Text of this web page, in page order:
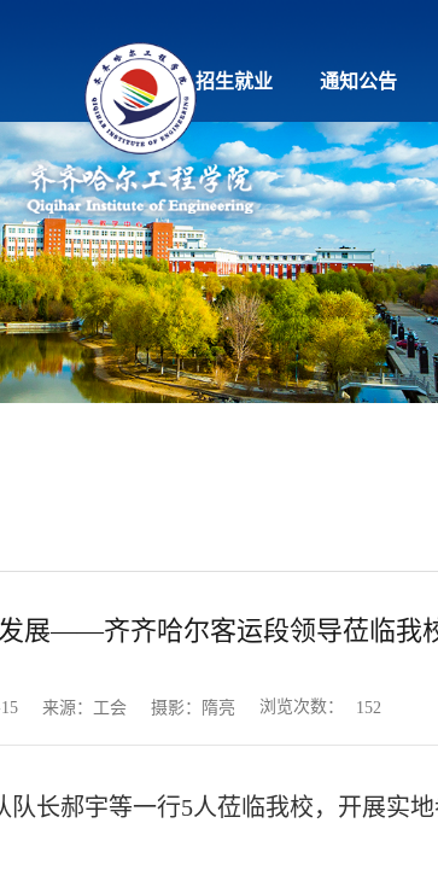
招生就业 通知公告
展——齐齐哈尔客运段领导莅临我
来源：工会 摄影：隋亮 浏览次数： 152
长郝宇等一行5人莅临我校，开展实